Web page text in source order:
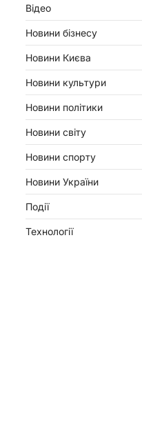
Відео
Новини бізнесу
Новини Києва
Новини культури
Новини політики
Новини світу
Новини спорту
Новини України
Події
Технології